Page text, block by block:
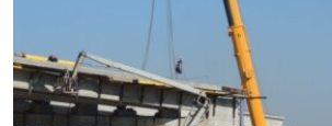
СПЕЦПРОЕКТИ
ДЕПОРТАЦІЯ
ЯК ОБІЙТИ БЛОКУВАННЯ